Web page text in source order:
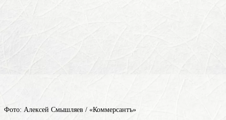
Фото: Алексей Смышляев / «Коммерсантъ»